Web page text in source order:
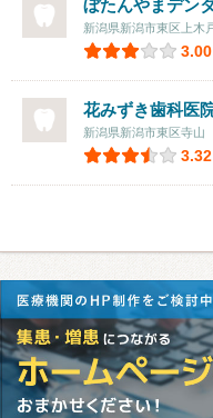
ぼたんやまデン
新潟県新潟市東区上木
3.00
花みずき歯科医
新潟県新潟市東区寺山
3.32